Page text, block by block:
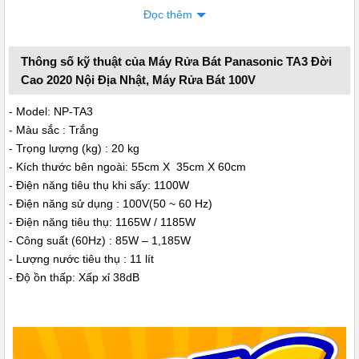
Máy rửa bát nội địa Nhật Panasonic NP-TA3
Thật vậy, máy rửa bát nội địa Nhật thường được đánh giá cao về
chất lượng, hiệu suất và tính tiện ích, nên chúng có thể là lựa chọn
lý tưởng cho nhiều gia đình.
biết đến với chất lượng cao và độ bền. Máy rửa bát nội địa Nhật
thường được sản xuất với công nghệ tiên tiến và tiêu chuẩn chất
lượng nghiêm ngặt, đảm bảo hiệu suất và độ bền trong thời gian
dài.
Tính năng vượt trội của máy rửa bát Panasonic TA3
Máy rửa bát nội địa Nhật Panasonic NP-TA3 cao cấp có nhiều tính
năng hiện đại và tiện ích, giúp nâng cao hiệu quả rửa bát và tiết
Công nghệ rửa sạch bằng nước nóng: Máy rửa bátPanasonic
Đọc thêm
Thông số kỹ thuật của Máy Rửa Bát Panasonic TA3 Đời
Cao 2020 Nội Địa Nhật, Máy Rửa Bát 100V
- Model: NP-TA3
- Màu sắc : Trắng
- Trọng lượng (kg) : 20 kg
- Kích thước bên ngoài: 55cm X 35cm X 60cm
- Điện năng tiêu thụ khi sấy: 1100W
- Điện năng sử dụng : 100V(50 ~ 60 Hz)
- Điện năng tiêu thụ: 1165W / 1185W
- Công suất (60Hz) : 85W – 1,185W
- Lượng nước tiêu thụ : 11 lít
- Độ ồn thấp: Xấp xỉ 38dB